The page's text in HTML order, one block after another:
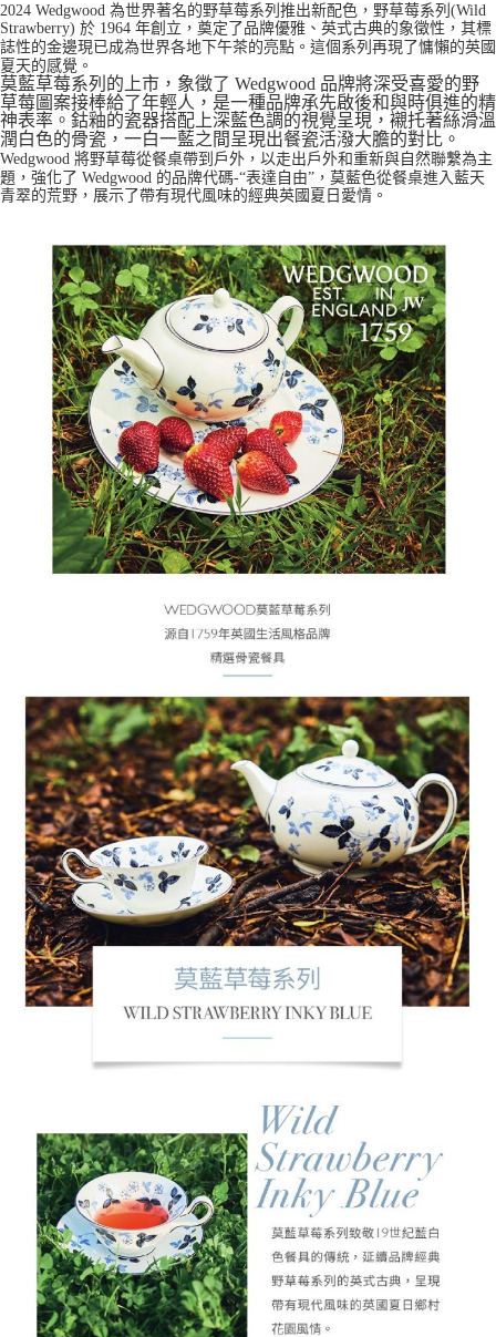
2024 Wedgwood 為世界著名的野草莓系列推出新配色，野草莓系列(Wild
Strawberry) 於 1964 年創立，奠定了品牌優雅、英式古典的象徵性，其標
誌性的金邊現已成為世界各地下午茶的亮點。這個系列再現了慵懶的英國
夏天的感覺。
莫藍草莓系列的上市，象徵了 Wedgwood 品牌將深受喜愛的野
草莓圖案接棒給了年輕人，是一種品牌承先啟後和與時俱進的精
神表率。鈷釉的瓷器搭配上深藍色調的視覺呈現，襯托著絲滑溫
潤白色的骨瓷，一白一藍之間呈現出餐瓷活潑大膽的對比。
Wedgwood 將野草莓從餐桌帶到戶外，以走出戶外和重新與自然聯繫為主
題，強化了 Wedgwood 的品牌代碼-“表達自由”，莫藍色從餐桌進入藍天
青翠的荒野，展示了帶有現代風味的經典英國夏日愛情。